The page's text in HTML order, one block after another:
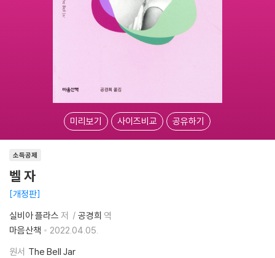
미리보기 사이즈비교 공유하기
소득공제
벨 자
개정판
실비아 플라스 저 공경희 역
마음산책
2022.04.05.
원서 The Bell Jar